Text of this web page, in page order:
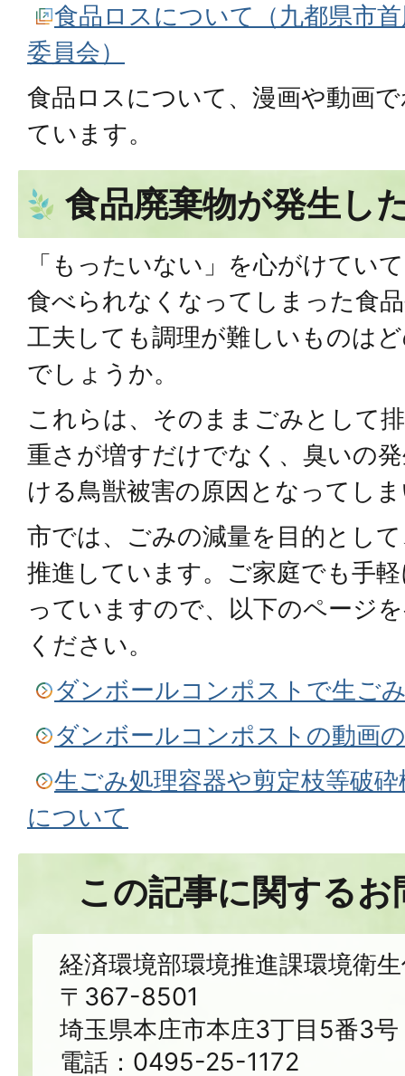
食品ロスについて（九都県市
委員会）
食品ロスについて、漫画や動画
ています。
食品廃棄物が発生し
「もったいない」を心がけてい
食べられなくなってしまった食
工夫しても調理が難しいものは
でしょうか。
これらは、そのままごみとして
重さが増すだけでなく、臭いの
ける鳥獣被害の原因となってし
市では、ごみの減量を目的とし
推進しています。ご家庭でも手
っていますので、以下のページ
ください。
ダンボールコンポストで生ご
ダンボールコンポストの動画
生ごみ処理容器や剪定枝等破
について
この記事に関する
経済環境部環境推進課環境衛
〒367-8501
埼玉県本庄市本庄3丁目5番3号
電話：0495-25-1172